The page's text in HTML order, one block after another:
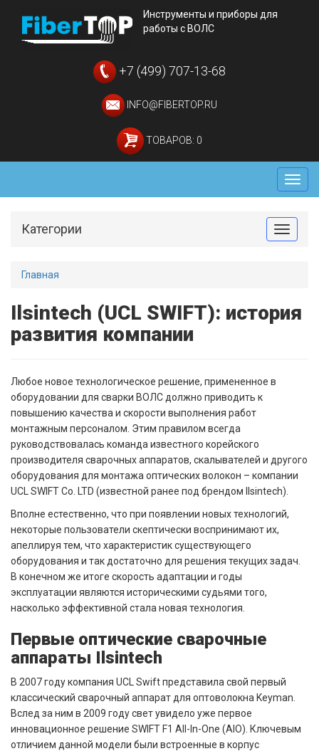
Инструменты и приборы для
работы с ВОЛС
+7 (499) 707-13-68
INFO@FIBERTOP.RU
ТОВАРОВ: 0
Меню
Toggle
Категории
Главная
Ilsintech (UCL SWIFT): история
развития компании
Любое новое технологическое решение, примененное в
оборудовании для сварки ВОЛС должно приводить к
повышению качества и скорости выполнения работ
монтажным персоналом. Этим правилом всегда
руководствовалась команда известного корейского
производителя сварочных аппаратов, скалывателей и другого
оборудования для монтажа оптических волокон – компании
UCL SWIFT Co. LTD (известной ранее под брендом Ilsintech).
Вполне естественно, что при появлении новых технологий,
некоторые пользователи скептически воспринимают их,
апеллируя тем, что характеристик существующего
оборудования и так достаточно для решения текущих задач.
В конечном же итоге скорость адаптации и годы
эксплуатации являются историческими судьями того,
насколько эффективной стала новая технология.
Первые оптические сварочные
аппараты Ilsintech
В 2007 году компания UCL Swift представила свой первый
классический сварочный аппарат для оптоволокна Keyman.
Вслед за ним в 2009 году свет увидело уже первое
инновационное решение SWIFT F1 All-In-One (AIO). Ключевым
отличием данной модели были встроенные в корпус